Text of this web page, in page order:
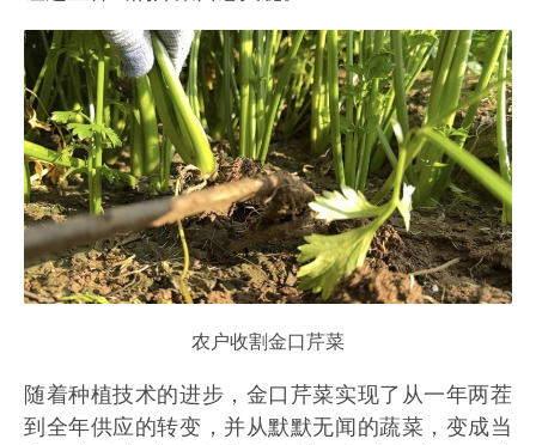
农户收割金口芹菜
随着种植技术的进步，金口芹菜实现了从一年两茬
到全年供应的转变，并从默默无闻的蔬菜，变成当